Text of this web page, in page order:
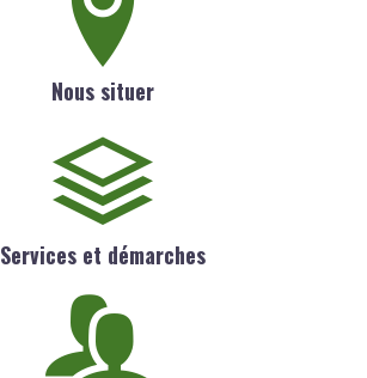
Nous situer
Services et démarches